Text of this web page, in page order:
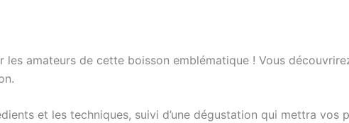
amateurs de cette boisson emblématique ! Vous
et les techniques, suivi d’une dégustation qui mettra vos